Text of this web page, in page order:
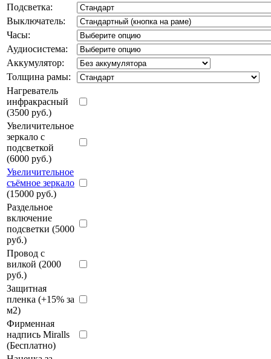
Подсветка:
Выключатель:
Часы:
Аудиосистема:
Аккумулятор:
Толщина рамы:
Нагреватель
инфракрасный
(3500 руб.)
Увеличительное
зеркало с
подсветкой
(6000 руб.)
Увеличительное
съёмное зеркало
(15000 руб.)
Раздельное
включение
подсветки (5000
руб.)
Провод с
вилкой (2000
руб.)
Защитная
пленка (+15% за
м2)
Фирменная
надпись Miralls
(Бесплатно)